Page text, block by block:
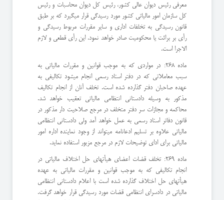
معرفی رئیس دیوان عالی کشور، رئیس کل دیوان محاسبات و رئیس
کل سازمان امور مالیاتی کشور مورد رسیدگی قرار میگیرد که بر طبق
قانون رسیدگی به تخلفات اداری و سایر مقررات مربوط رسیدگی و
رأی بر برائت یا محکومیت صادر خواهد نمود. این رأی قطعی و لازم
الاجرا است.
ماده 268: در مواردی که به موجب قوانین و مقررات مالیاتی به
سبب معاملاتی که در دفتر اسناد رسمی انجام میشود تکالیفی به
عهده صاحبان دفتر گذارده شده است. تخلف آنان از انجام تکالیف
مذکور به وسیله دادستانی انتظامی مالیاتی تعقیب خواهد شد.
محاکمه و مجازات سر دفتر متخلف در مرجع صلاحیت دار مذکور در
قانون دفاتر اسناد رسمی به عمل خواهد آمد ولی دادستانی انتظامی
مالیاتی علاوه بر تسلیم ادعانامه میتواند از وجود نماینده اداره امور
مالیاتی برای ادای توضیحات لازم در مرجع مزبور استفاده نماید.
ماده 269: تخلف قضات اعضای هیأتهای حل اختلاف مالیاتی در
انجام تکالیفی که به موجب قوانین و مقررات مالیاتی به عهده
هیأتهای حل اختلاف گذارده شده است با اعلام دادستانی انتظامی
مالیاتی در دادسرای انتظامی قضات مورد رسیدگی قرار خواهد گرفت.